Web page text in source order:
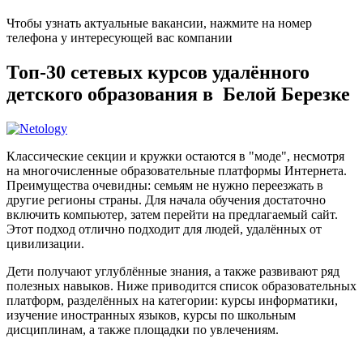
Чтобы узнать актуальные вакансии, нажмите на номер
телефона у интересующей вас компании
Топ-30 сетевых курсов удалённого
детского образования в Белой Березке
Классические секции и кружки остаются в "моде", несмотря
на многочисленные образовательные платформы Интернета.
Преимущества очевидны: семьям не нужно переезжать в
другие регионы страны. Для начала обучения достаточно
включить компьютер, затем перейти на предлагаемый сайт.
Этот подход отлично подходит для людей, удалённых от
цивилизации.
Дети получают углублённые знания, а также развивают ряд
полезных навыков. Ниже приводится список образовательных
платформ, разделённых на категории: курсы информатики,
изучение иностранных языков, курсы по школьным
дисциплинам, а также площадки по увлечениям.